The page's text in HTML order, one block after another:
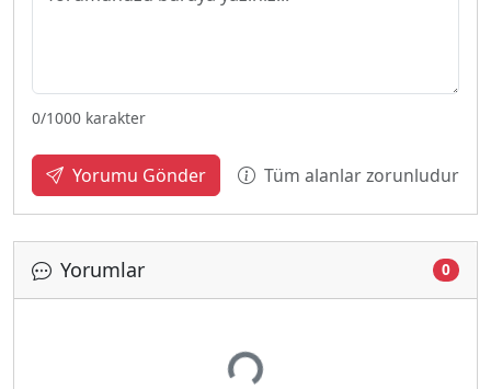
0/1000 karakter
Yorumu Gönder Tüm alanlar zorunludur
Yorumlar 0